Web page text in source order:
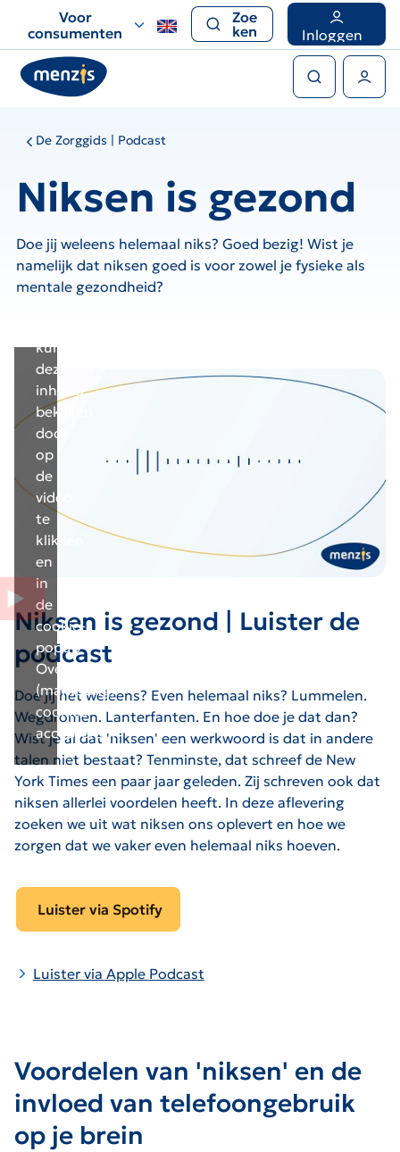
voor
snelle
navigatie
Voor
consumenten
Zoe
ken
Inloggen
De Zorggids | Podcast
Niksen is gezond
Doe jij weleens helemaal niks? Goed bezig! Wist je
namelijk dat niksen goed is voor zowel je fysieke als
mentale gezondheid?
externe
inhoud
kan
niet
getoond
third-
cookies
niet
hebt
kunt
deze
inhoud
bekijken
door
op
de
video
te
klikken
en
in
de
cookie-
popup
Overige
(marketing)
cookies
accepteren.
Niksen is gezond | Luister de
podcast
Doe jij het weleens? Even helemaal niks? Lummelen.
Wegdromen. Lanterfanten. En hoe doe je dat dan?
Wist je al dat 'niksen' een werkwoord is dat in andere
talen niet bestaat? Tenminste, dat schreef de New
York Times een paar jaar geleden. Zij schreven ook dat
niksen allerlei voordelen heeft. In deze aflevering
zoeken we uit wat niksen ons oplevert en hoe we
zorgen dat we vaker even helemaal niks hoeven.
Luister via Spotify
Luister via Apple Podcast
Voordelen van 'niksen' en de
invloed van telefoongebruik
op je brein